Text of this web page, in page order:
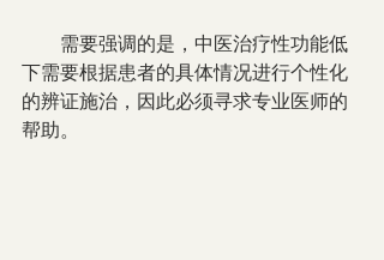
下需要根据患者的具体情况进行个性化
的辨证施治，因此必须寻求专业医师的
帮助。